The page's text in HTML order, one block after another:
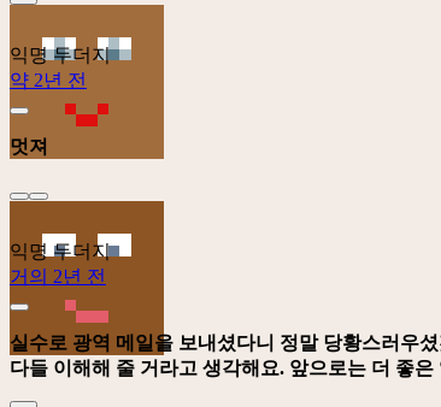
익명 두더지
약 2년 전
멋져
익명 두더지
거의 2년 전
실수로 광역 메일을 보내셨다니 정말 당황스러우
다들 이해해 줄 거라고 생각해요. 앞으로는 더 좋